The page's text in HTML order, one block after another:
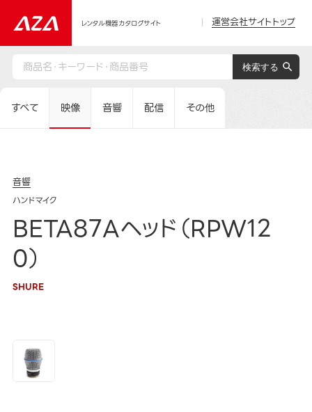
レンタル機器カタログサイト 運営会社サイトトップ
すべて 映像 音響 配信 その他
音響
ハンドマイク
BETA87Aヘッド（RPW12
0）
SHURE